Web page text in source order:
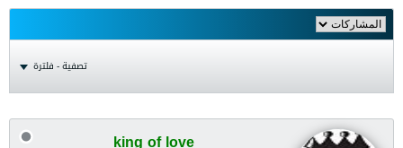
تصفية - فلترة
king of love